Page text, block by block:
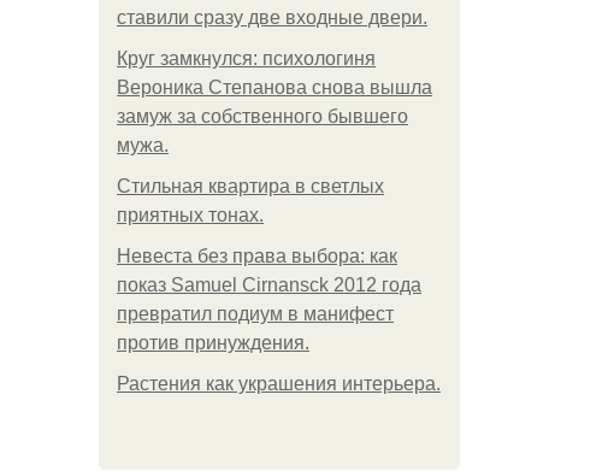
ставили сразу две входные двери.
Круг замкнулся: психологиня
Вероника Степанова снова вышла
замуж за собственного бывшего
мужа.
Стильная квартира в светлых
приятных тонах.
Невеста без права выбора: как
показ Samuel Cirnansck 2012 года
превратил подиум в манифест
против принуждения.
Растения как украшения интерьера.